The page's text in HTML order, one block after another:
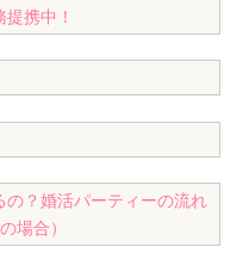
携中！
？ 婚活パーティーの流れ
場合）